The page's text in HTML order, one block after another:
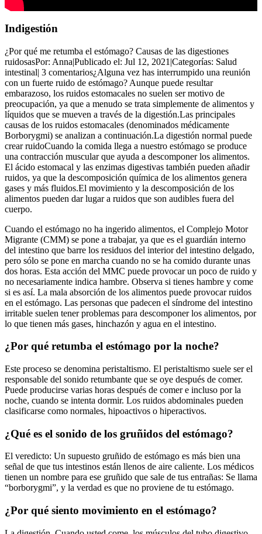
Indigestión
¿Por qué me retumba el estómago? Causas de las digestiones
ruidosasPor: Anna|Publicado el: Jul 12, 2021|Categorías: Salud
intestinal| 3 comentarios¿Alguna vez has interrumpido una reunión
con un fuerte ruido de estómago? Aunque puede resultar
embarazoso, los ruidos estomacales no suelen ser motivo de
preocupación, ya que a menudo se trata simplemente de alimentos y
líquidos que se mueven a través de la digestión.Las principales
causas de los ruidos estomacales (denominados médicamente
Borborygmi) se analizan a continuación.La digestión normal puede
crear ruidoCuando la comida llega a nuestro estómago se produce
una contracción muscular que ayuda a descomponer los alimentos.
El ácido estomacal y las enzimas digestivas también pueden añadir
ruidos, ya que la descomposición química de los alimentos genera
gases y más fluidos.El movimiento y la descomposición de los
alimentos pueden dar lugar a ruidos que son audibles fuera del
cuerpo.
Cuando el estómago no ha ingerido alimentos, el Complejo Motor
Migrante (CMM) se pone a trabajar, ya que es el guardián interno
del intestino que barre los residuos del interior del intestino delgado,
pero sólo se pone en marcha cuando no se ha comido durante unas
dos horas. Esta acción del MMC puede provocar un poco de ruido y
no necesariamente indica hambre. Observa si tienes hambre y come
si es así. La mala absorción de los alimentos puede provocar ruidos
en el estómago. Las personas que padecen el síndrome del intestino
irritable suelen tener problemas para descomponer los alimentos, por
lo que tienen más gases, hinchazón y agua en el intestino.
¿Por qué retumba el estómago por la noche?
Este proceso se denomina peristaltismo. El peristaltismo suele ser el
responsable del sonido retumbante que se oye después de comer.
Puede producirse varias horas después de comer e incluso por la
noche, cuando se intenta dormir. Los ruidos abdominales pueden
clasificarse como normales, hipoactivos o hiperactivos.
¿Qué es el sonido de los gruñidos del estómago?
El veredicto: Un supuesto gruñido de estómago es más bien una
señal de que tus intestinos están llenos de aire caliente. Los médicos
tienen un nombre para ese gruñido que sale de tus entrañas: Se llama
“borborygmi”, y la verdad es que no proviene de tu estómago.
¿Por qué siento movimiento en el estómago?